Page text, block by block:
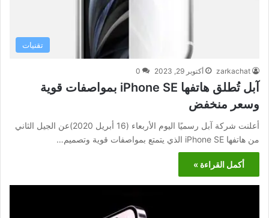
تقنيات
zarkachat أكتوبر 29, 2023 0
آبل تُطلق هاتفها iPhone SE بمواصفات قوية
وسعر منخفض
أعلنت شركة آبل رسميًا اليوم الأربعاء (16 أبريل 2020)عن الجيل الثاني
من هاتفها iPhone SE الذي يتمتع بمواصفات قوية وتصميم…
أكمل القراءة »